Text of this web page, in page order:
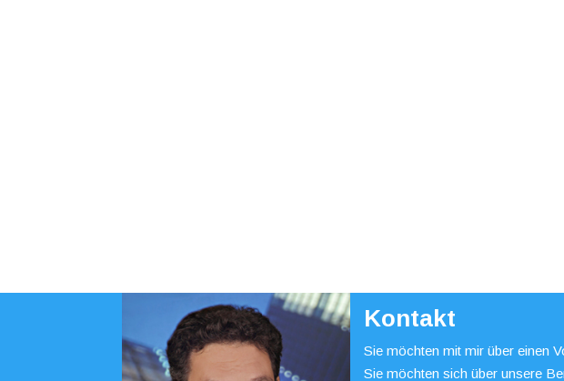
Kontakt
Sie möchten mit mir über einen
Sie möchten sich über unsere